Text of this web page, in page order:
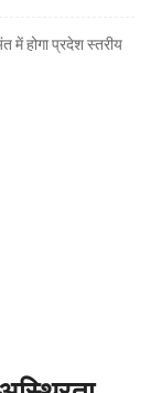
में होगा प्रदेश स्तरीय